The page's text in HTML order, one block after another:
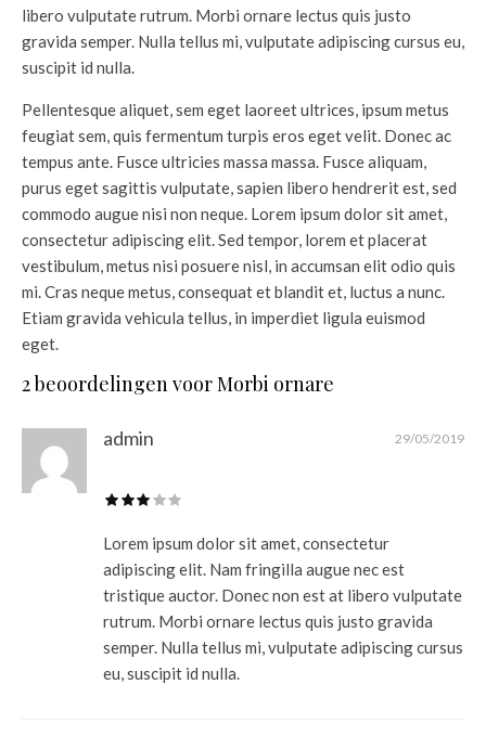
libero vulputate rutrum. Morbi ornare lectus quis justo
gravida semper. Nulla tellus mi, vulputate adipiscing cursus eu,
suscipit id nulla.
Pellentesque aliquet, sem eget laoreet ultrices, ipsum metus
feugiat sem, quis fermentum turpis eros eget velit. Donec ac
tempus ante. Fusce ultricies massa massa. Fusce aliquam,
purus eget sagittis vulputate, sapien libero hendrerit est, sed
commodo augue nisi non neque. Lorem ipsum dolor sit amet,
consectetur adipiscing elit. Sed tempor, lorem et placerat
vestibulum, metus nisi posuere nisl, in accumsan elit odio quis
mi. Cras neque metus, consequat et blandit et, luctus a nunc.
Etiam gravida vehicula tellus, in imperdiet ligula euismod
eget.
2 beoordelingen voorMorbi ornare
admin 29/05/2019
Lorem ipsum dolor sit amet, consectetur
adipiscing elit. Nam fringilla augue nec est
tristique auctor. Donec non est at libero vulputate
rutrum. Morbi ornare lectus quis justo gravida
semper. Nulla tellus mi, vulputate adipiscing cursus
eu, suscipit id nulla.